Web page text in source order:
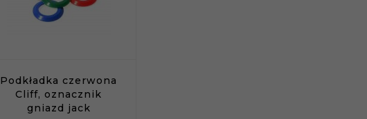
Podkładka czerwona
Cliff, oznacznik
gniazd jack